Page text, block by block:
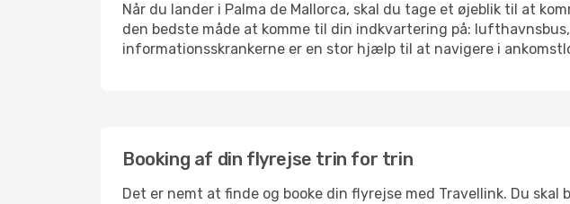
Når du lander i Palma de Mallorca, skal du tage et øjeblik til at
den bedste måde at komme til din indkvartering på:
informationsskrankerne er en stor hjælp til at navigere i
Booking af din flyrejse trin for trin
Det er nemt at finde og booke din flyrejse med Travellink. Du